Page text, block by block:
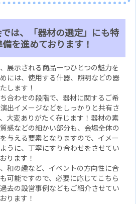
は、「器材の選定」にも特
を進めております！
展示される商品一つひとつの魅力を
には、使用する什器、照明などの器
します！
合わせの段階で、器材に関するご希
出イメージなどをしっかりと共有さ
大変ありがたく存じます！器材の素
感などの細かい部分も、会場全体の
与える要素となりますので、イメー
うに、丁寧にすり合わせをさせてい
ります！
和の趣など、イベントの方向性に合
可能ですので、必要に応じてこちら
去の設営事例などもご紹介させてい
ります！